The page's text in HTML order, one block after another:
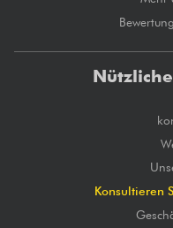
Konsultieren